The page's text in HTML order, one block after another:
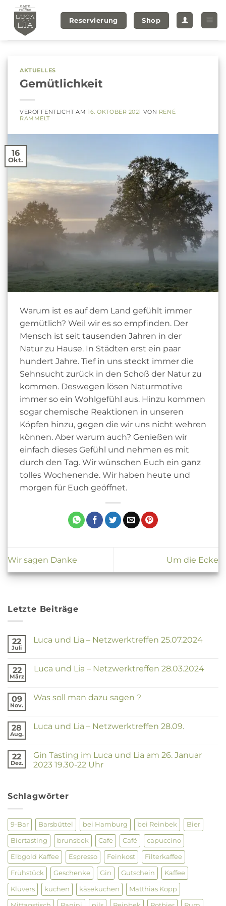
Zum
Inhalt
springen
Reservierung Shop
AKTUELLES
Gemütlichkeit
VERÖFFENTLICHT AM16. OKTOBER 2021 VON RENÉ
RAMMELT
16
Okt.
Warum ist es auf dem Land gefühlt immer
gemütlich? Weil wir es so empfinden. Der
Mensch ist seit tausenden Jahren in der
Natur zu Hause. In Städten erst ein paar
hundert Jahre. Tief in uns steckt immer die
Sehnsucht zurück in den Schoß der Natur zu
kommen. Deswegen lösen Naturmotive
immer so ein Wohlgefühl aus. Hinzu kommen
sogar chemische Reaktionen in unseren
Köpfen hinzu, gegen die wir uns nicht wehren
können. Aber warum auch? Genießen wir
einfach dieses Gefühl und nehmen es mit
durch den Tag. Wir wünschen Euch ein ganz
tolles Wochenende. Wir haben heute und
morgen für Euch geöffnet.
Wir sagen Danke Um die Ecke
Letzte Beiträge
22
Juli
Luca und Lia – Netzwerktreffen 25.07.2024
Luca
Netzwerktreffen
25.07.2024
22
März
Luca und Lia – Netzwerktreffen 28.03.2024
Luca
Netzwerktreffen
28.03.2024
09
Nov.
Was soll man dazu sagen ?
Was
sagen
?
28
Aug.
Luca und Lia – Netzwerktreffen 28.09.
Luca
und
Lia
22
Dez.
Gin Tasting im Luca und Lia am 26. Januar
2023 19.30-22 Uhr
Gin
Tasting
und
Lia
am
26.
Januar
2023
19.30-
22
Uhr
Schlagwörter
9-Bar Barsbüttel bei Hamburg bei Reinbek Bier
Biertasting brunsbek Cafe Café capuccino
Elbgold Kaffee Espresso Feinkost Filterkaffee
Frühstück Geschenke Gin Gutschein Kaffee
Klüvers kuchen käsekuchen Matthias Kopp